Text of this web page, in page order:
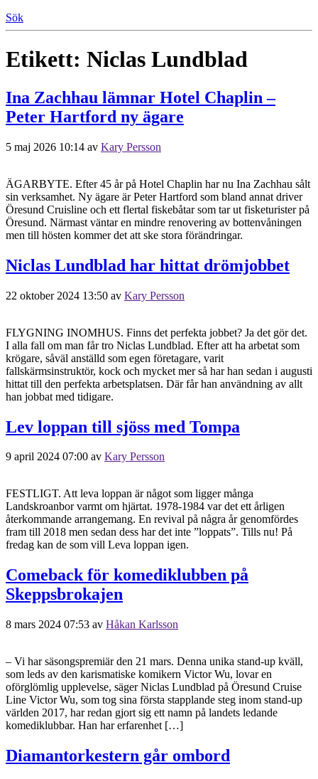
Sök
Etikett: Niclas Lundblad
Ina Zachhau lämnar Hotel Chaplin –
Peter Hartford ny ägare
5 maj 2026 10:14 av Kary Persson
ÄGARBYTE. Efter 45 år på Hotel Chaplin har nu Ina Zachhau sålt
sin verksamhet. Ny ägare är Peter Hartford som bland annat driver
Öresund Cruisline och ett flertal fiskebåtar som tar ut fisketurister på
Öresund. Närmast väntar en mindre renovering av bottenvåningen
men till hösten kommer det att ske stora förändringar.
Niclas Lundblad har hittat drömjobbet
22 oktober 2024 13:50 av Kary Persson
FLYGNING INOMHUS. Finns det perfekta jobbet? Ja det gör det.
I alla fall om man får tro Niclas Lundblad. Efter att ha arbetat som
krögare, såväl anställd som egen företagare, varit
fallskärmsinstruktör, kock och mycket mer så har han sedan i augusti
hittat till den perfekta arbetsplatsen. Där får han användning av allt
han jobbat med tidigare.
Lev loppan till sjöss med Tompa
9 april 2024 07:00 av Kary Persson
FESTLIGT. Att leva loppan är något som ligger många
Landskroanbor varmt om hjärtat. 1978-1984 var det ett årligen
återkommande arrangemang. En revival på några år genomfördes
fram till 2018 men sedan dess har det inte ”loppats”. Tills nu! På
fredag kan de som vill Leva loppan igen.
Comeback för komediklubben på
Skeppsbrokajen
8 mars 2024 07:53 av Håkan Karlsson
– Vi har säsongspremiär den 21 mars. Denna unika stand-up kväll,
som leds av den karismatiske komikern Victor Wu, lovar en
oförglömlig upplevelse, säger Niclas Lundblad på Öresund Cruise
Line Victor Wu, som tog sina första stapplande steg inom stand-up
världen 2017, har redan gjort sig ett namn på landets ledande
komediklubbar. Han har erfarenhet […]
Diamantorkestern går ombord